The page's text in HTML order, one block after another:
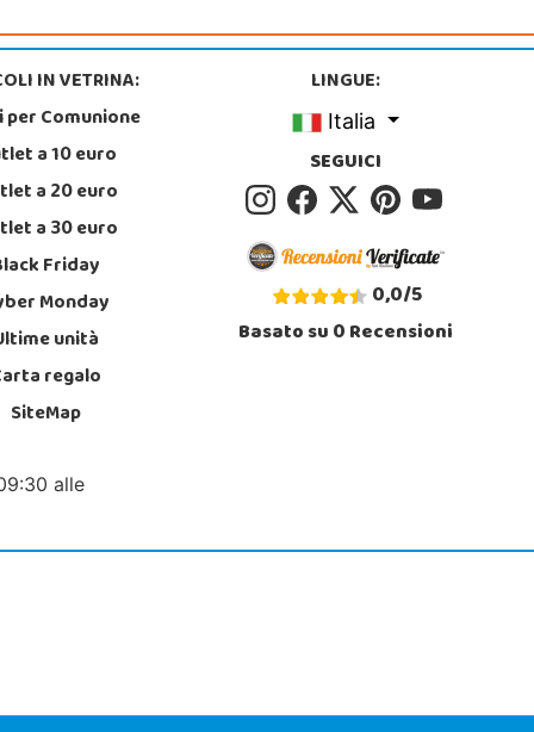
IN VETRINA:
per Comunione
a 10 euro
a 20 euro
a 30 euro
Friday
Monday
unità
regalo
SiteMap
LINGUE:
Italia
SEGUICI
0,0/5
Basato su0Recensioni
alle